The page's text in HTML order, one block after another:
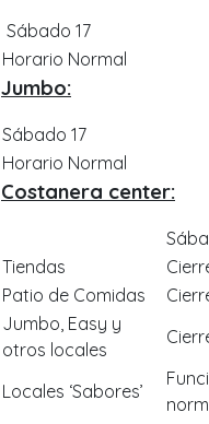
Sábado 17
Horario Normal
Jumbo:
Sábado 17
Horario Normal
Costanera center:
Tiendas
Patio de Comidas
Jumbo, Easy y
otros locales
Locales ‘Sabores’